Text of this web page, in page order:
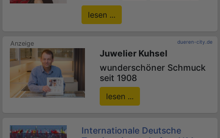
lesen ...
dueren-city.de
Juwelier Kuhsel
wunderschöner Schmuck
seit 1908
lesen ...
Internationale Deutsche